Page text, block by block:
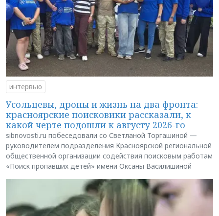
интервью
Усольцевы, дроны и жизнь на два фронта:
красноярские поисковики рассказали, к
какой черте подошли к августу 2026-го
sibnovosti.ru побеседовали со Светланой Торгашиной —
руководителем подразделения Красноярской региональной
общественной организации содействия поисковым работам
«Поиск пропавших детей» имени Оксаны Василишиной